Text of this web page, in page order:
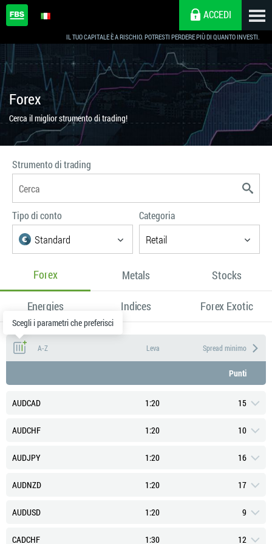
IL TUO CAPITALE È A RISCHIO. POTRESTI PERDERE PIÙ DI QUANTO INVESTI.
ACCEDI
Forex
Cerca il miglior strumento di trading!
Strumento di trading
Tipo di conto
Standard
Categoria
Retail
Forex Metals Stocks
Energies Indices Forex Exotic
A-Z Leva Spread minimo
Punti
AUDCAD 1:20 15
Tipico Spread (Punti)
20
AUDCHF 1:20 10
Tipico Spread (Punti)
16
AUDJPY 1:20 16
AUDNZD 1:20 17
AUDUSD 1:20 9
CADCHF 1:30 12
Scegli i parametri che preferisci
Scegli i parametri che preferisci